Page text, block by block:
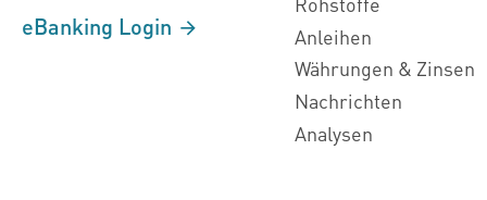
eBanking Login
Anleihen
Währungen & Zinsen
Nachrichten
Analysen